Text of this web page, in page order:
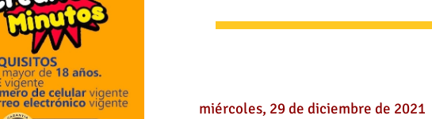
miércoles, 29 de diciembre de 2021